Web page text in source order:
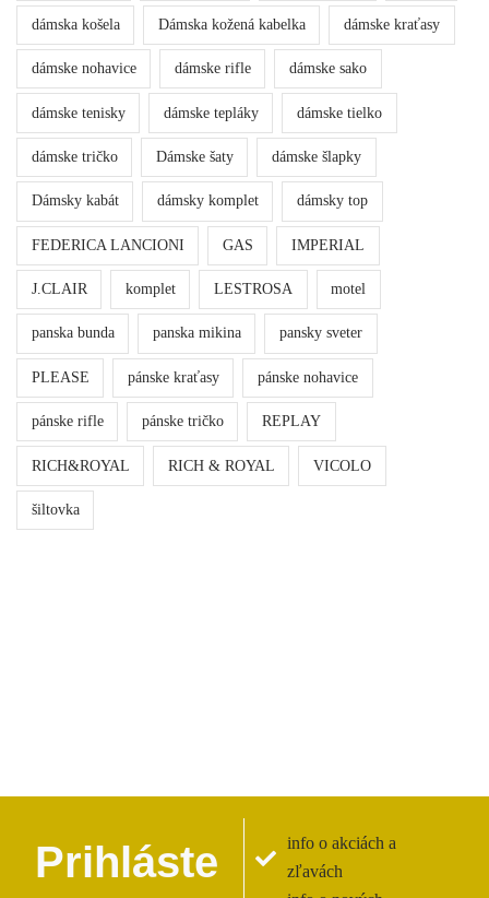
dámska košela Dámska kožená kabelka dámske kraťasy
dámske nohavice dámske rifle dámske sako
dámske tenisky dámske tepláky dámske tielko
dámske tričko Dámske šaty dámske šlapky
Dámsky kabát dámsky komplet dámsky top
FEDERICA LANCIONI GAS IMPERIAL
J.CLAIR komplet LESTROSA motel
panska bunda panska mikina pansky sveter
PLEASE pánske kraťasy pánske nohavice
pánske rifle pánske tričko REPLAY
RICH&ROYAL RICH & ROYAL VICOLO
šiltovka
Prihláste
info o akciách a
zľavách